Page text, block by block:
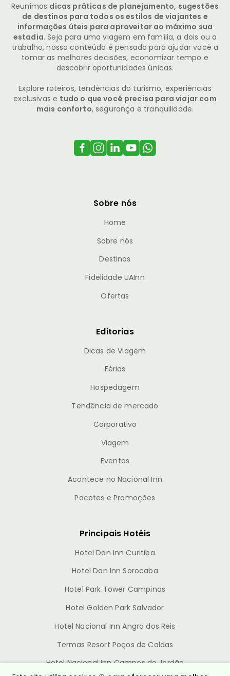
Reunimos dicas práticas de planejamento, sugestões
de destinos para todos os estilos de viajantes e
informações úteis para aproveitar ao máximo sua
estadia. Seja para uma viagem em família, a dois ou a
trabalho, nosso conteúdo é pensado para ajudar você a
tomar as melhores decisões, economizar tempo e
descobrir oportunidades únicas.
Explore roteiros, tendências do turismo, experiências
exclusivas e tudo o que você precisa para viajar com
mais conforto, segurança e tranquilidade.
Sobre nós
Home
Sobre nós
Destinos
Fidelidade UAInn
Ofertas
Editorias
Dicas de Viagem
Férias
Hospedagem
Tendência de mercado
Corporativo
Viagem
Eventos
Acontece no Nacional Inn
Pacotes e Promoções
Principais Hotéis
Hotel Dan Inn Curitiba
Hotel Dan Inn Sorocaba
Hotel Park Tower Campinas
Hotel Golden Park Salvador
Hotel Nacional Inn Angra dos Reis
Termas Resort Poços de Caldas
Hotel Nacional Inn Campos do Jordão